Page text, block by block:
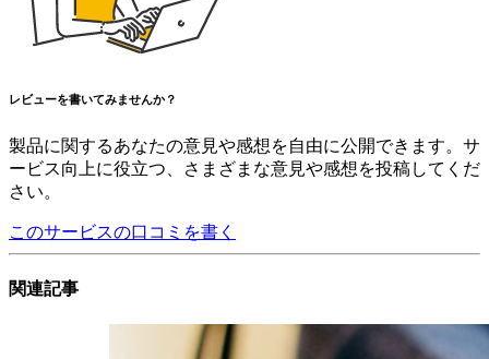
レビューを書いてみませんか？
製品に関するあなたの意見や感想を自由に公開できます。サ
ービス向上に役立つ、さまざまな意見や感想を投稿してくだ
さい。
このサービスの口コミを書く
関連記事